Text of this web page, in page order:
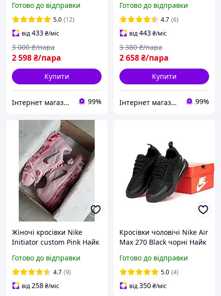
чорним текстильні на
весну модні демісезон
повсякденні
Готово до відправки
5.0 (12)
від433₴/міс
2 598₴/пара
3 000 ₴/пара
Купити
Інтернет магазин одягу та взуття " Rare " 99%
весняні
Готово до відправки
4.7 (6)
від443₴/міс
2 658₴/пара
3 380 ₴/пара
Купити
Інтернет магазин одягу та взуття " Rare " 99%
Жіночі кросівки Nike
Initiator custom Pink Найк
шкіра текстиль Фарба
демісезон
Готово до відправки
4.7 (9)
від258₴/міс
Кросівки чоловічі Nike Air
Max 270 Black чорні Найк
та повсякденні на балоні
весняно - літні
Готово до відправки
5.0 (4)
від350₴/міс